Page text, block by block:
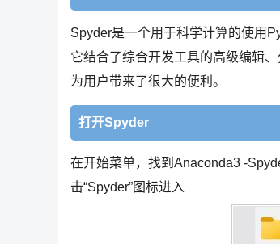
Spyder是一个用于科学计算的使用
它结合了综合开发工具的高级编辑
为用户带来了很大的便利。
打开Spyder
在开始菜单，找到Anaconda3 -
击“Spyder”图标进入